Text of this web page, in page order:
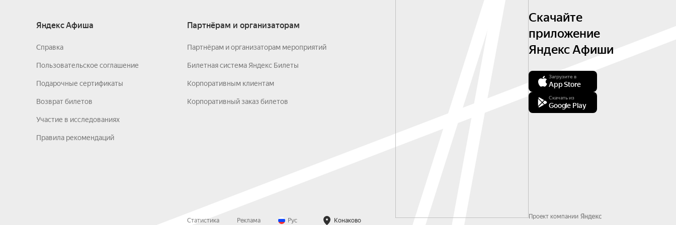
Яндекс Афиша
Справка
Пользовательское соглашение
Подарочные сертификаты
Возврат билетов
Участие в исследованиях
Правила рекомендаций
Партнёрам и организаторам
Партнёрам и организаторам мероприятий
Билетная система Яндекс Билеты
Корпоративным клиентам
Корпоративный заказ билетов
Статистика Реклама Рус Конаково
Скачайте
приложение
Яндекс Афиши
Загрузите в
App Store
Скачать из
Google Play
Проект компании